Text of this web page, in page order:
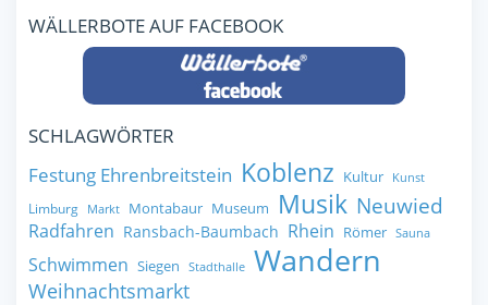
WÄLLERBOTE AUF FACEBOOK
SCHLAGWÖRTER
Festung Ehrenbreitstein Koblenz Kultur Kunst
Limburg Markt Montabaur Museum Musik Neuwied
Radfahren Ransbach-Baumbach Rhein Römer Sauna
Schwimmen Siegen Stadthalle Wandern
Weihnachtsmarkt